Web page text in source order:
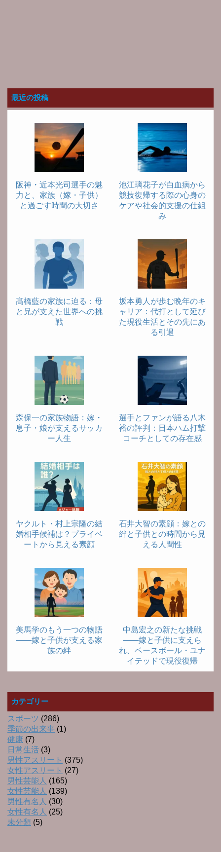
最近の投稿
阪神・近本光司選手の魅
力と、家族（嫁・子供）
と過ごす時間の大切さ
池江璃花子が白血病から
競技復帰する際の心身の
ケアや社会的支援の仕組
み
髙橋藍の家族に迫る：母
と兄が支えた世界への挑
戦
坂本勇人が歩む晩年のキ
ャリア：代打として延び
た現役生活とその先にあ
る引退
森保一の家族物語：嫁・
息子・娘が支えるサッカ
ー人生
選手とファンが語る八木
裕の評判：日本ハム打撃
コーチとしての存在感
ヤクルト・村上宗隆の結
婚相手候補は？プライベ
ートから見える素顔
石井大智の素顔：嫁との
絆と子供との時間から見
える人間性
美馬学のもう一つの物語
――嫁と子供が支える家
族の絆
中島宏之の新たな挑戦
――嫁と子供に支えら
れ、ベースボール・ユナ
イテッドで現役復帰
カテゴリー
スポーツ (286)
季節の出来事 (1)
健康 (7)
日常生活 (3)
男性アスリート (375)
女性アスリート (27)
男性芸能人 (165)
女性芸能人 (139)
男性有名人 (30)
女性有名人 (25)
未分類 (5)